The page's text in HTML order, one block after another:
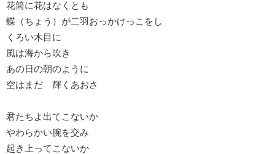
花筒に花はなくとも
蝶（ちょう）が二羽おっかけっこをし
くろい木目に
風は海から吹き
あの日の朝のように
空はまだ 輝くあおさ
君たちよ出てこないか
やわらかい腕を交み
起き上ってこないか